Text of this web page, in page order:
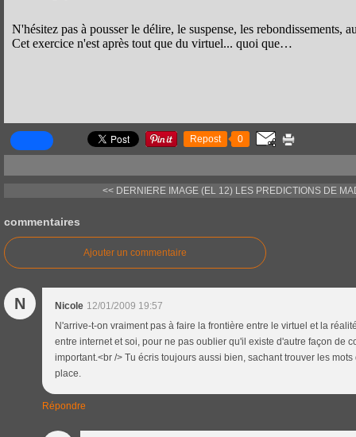
N'hésitez pas à pousser le délire, le suspense, les rebondissements,
Cet exercice n'est après tout que du virtuel... quoi que…
Repost 0
<< DERNIERE IMAGE (EL 12) LES PREDICTIONS DE
commentaires
Ajouter un commentaire
N Nicole 12/01/2009 19:57
N'arrive-t-on vraiment pas à faire la frontière entre le virtuel et la
entre internet et soi, pour ne pas oublier qu'il existe d'autre façon de
important.<br /> Tu écris toujours aussi bien, sachant trouver les
place.
Répondre